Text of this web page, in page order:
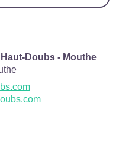
Doubs - Mouthe